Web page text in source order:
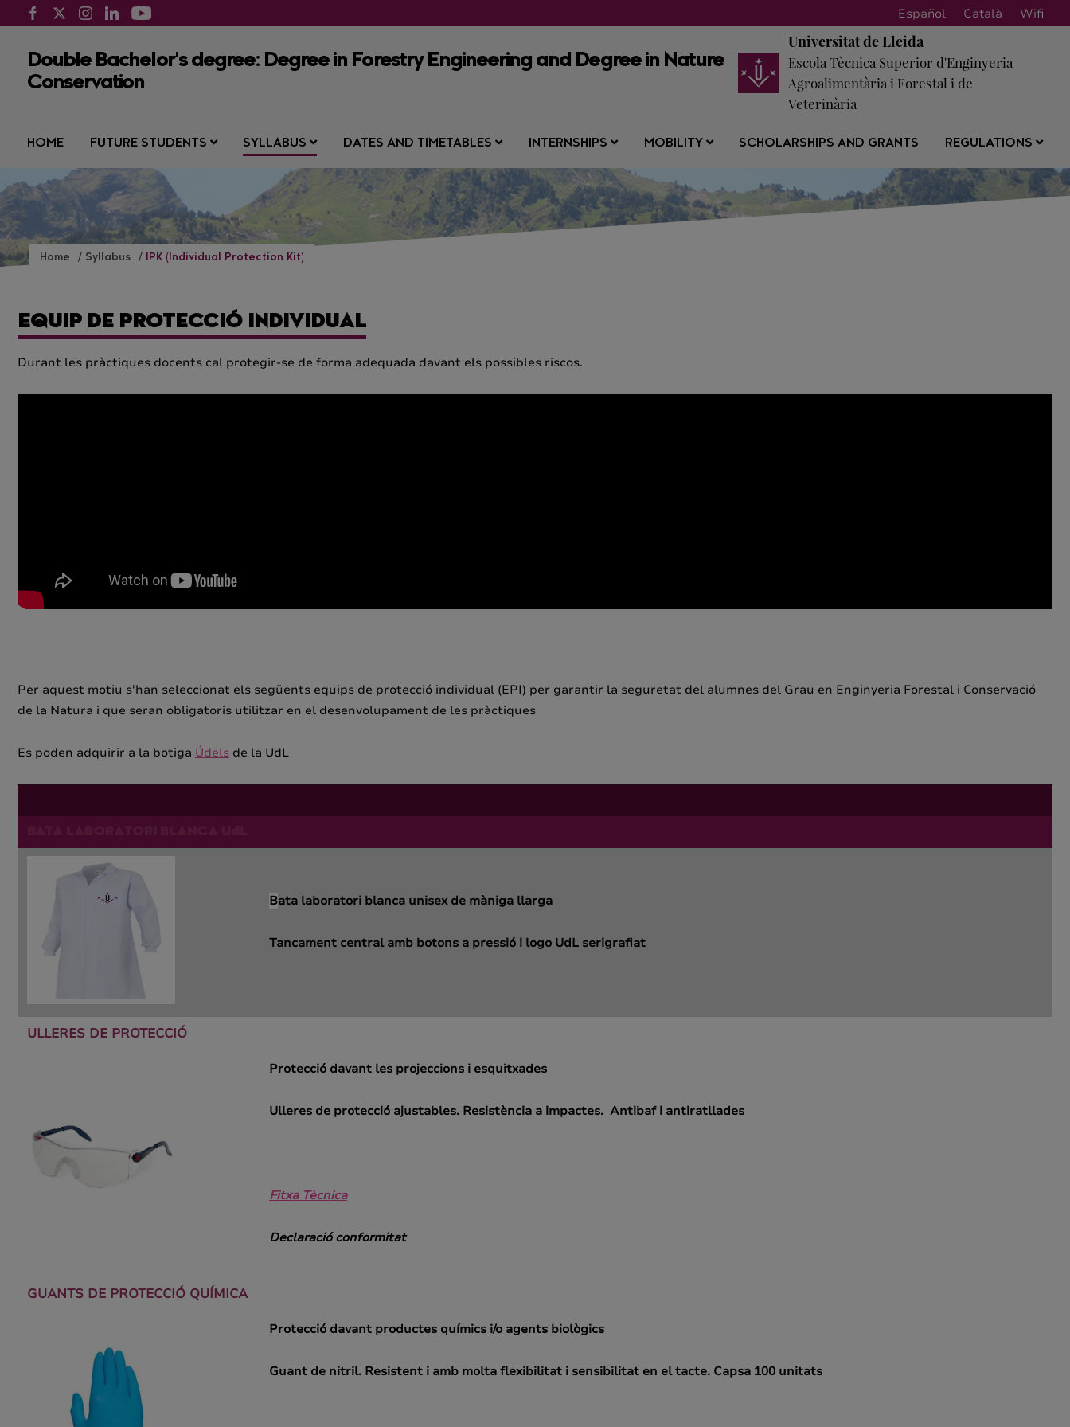
Español Català Wifi
Double Bachelor's degree: Degree in Forestry Engineering and Degree in Nature
Conservation
Universitat de Lleida
Escola Tècnica Superior d'Enginyeria
Agroalimentària i Forestal i de
Veterinària
HOME FUTURE STUDENTS SYLLABUS DATES AND TIMETABLES INTERNSHIPS MOBILITY SCHOLARSHIPS AND GRANTS REGULATIONS
Home Syllabus IPK (Individual Protection Kit)
EQUIP DE PROTECCIÓ INDIVIDUAL
Durant les pràctiques docents cal protegir-se de forma adequada davant els possibles riscos.
Per aquest motiu s'han seleccionat els següents equips de protecció individual (EPI) per garantir la seguretat del alumnes del Grau en Enginyeria Forestal i Conservació
de la Natura i que seran obligatoris utilitzar en el desenvolupament de les pràctiques
Es poden adquirir a la botiga Údels de la UdL
Bata laboratori blanca unisex de màniga llarga
Tancament central amb botons a pressió i logo UdL serigrafiat
ULLERES DE PROTECCIÓ
Protecció davant les projeccions i esquitxades
Ulleres de protecció ajustables. Resistència a impactes. Antibaf i antiratllades
Fitxa Tècnica
Declaració conformitat
GUANTS DE PROTECCIÓ QUÍMICA
Protecció davant productes químics i/o agents biològics
Guant de nitril. Resistent i amb molta flexibilitat i sensibilitat en el tacte. Capsa 100 unitats